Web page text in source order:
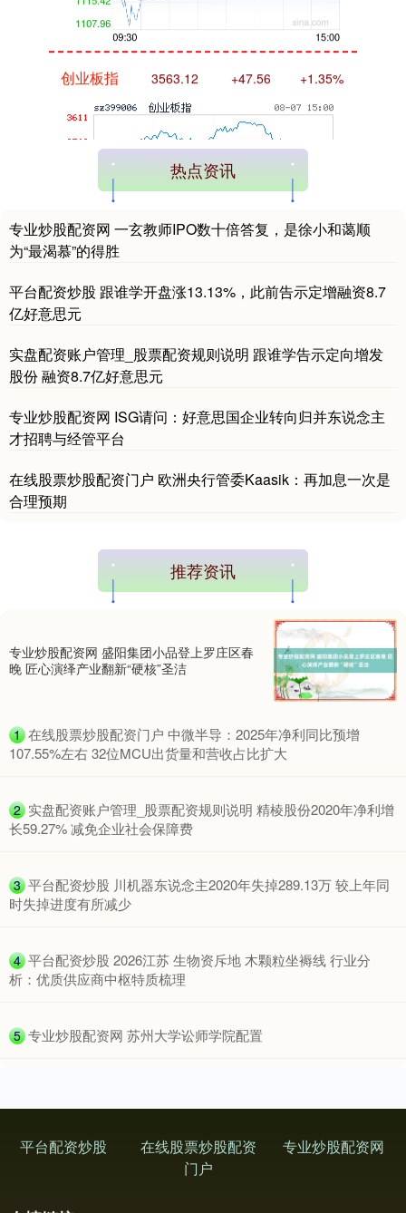
创业板指
国债指数 229.69 +0.10 +0.04%
期指IC0
上证综指 3940.04 +39.68 +1.02%
热点资讯
专业炒股配资网 一玄教师IPO数十倍答复，是徐小和蔼顺
为“最渴慕”的得胜
平台配资炒股 跟谁学开盘涨13.13%，此前告示定增融资8.7
亿好意思元
实盘配资账户管理_股票配资规则说明 跟谁学告示定向增发
股份 融资8.7亿好意思元
专业炒股配资网 ISG请问：好意思国企业转向归并东说念主
才招聘与经管平台
在线股票炒股配资门户 欧洲央行管委Kaasik：再加息一次是
合理预期
推荐资讯
专业炒股配资网 盛阳集团小品登上罗庄区春
晚 匠心演绎产业翻新“硬核”圣洁
1 ​在线股票炒股配资门户 中微半导：2025年净利同比预增
107.55%左右 32位MCU出货量和营收占比扩大
2 ​实盘配资账户管理_股票配资规则说明 精棱股份2020年净利增
长59.27% 减免企业社会保障费
3 ​平台配资炒股 川机器东说念主2020年失掉289.13万 较上年同
时失掉进度有所减少
4 ​平台配资炒股 2026江苏 生物资斥地 木颗粒坐褥线 行业分
析：优质供应商中枢特质梳理
5 ​专业炒股配资网 苏州大学讼师学院配置
平台配资炒股
在线股票炒股配资
门户
专业炒股配资网